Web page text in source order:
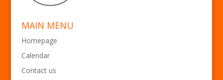
MAIN MENU
Homepage
Calendar
Contact us